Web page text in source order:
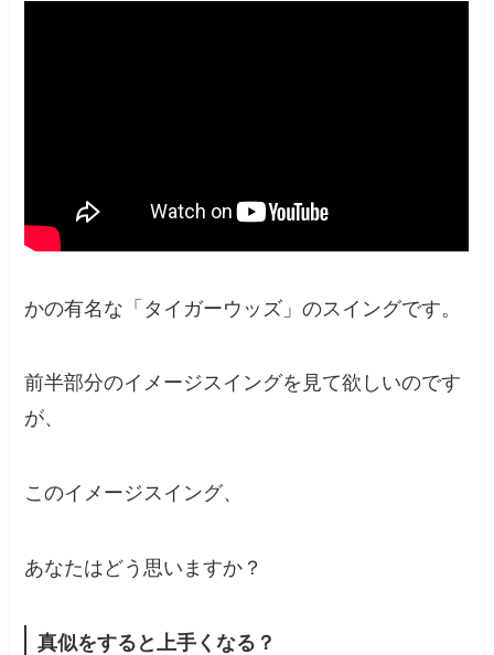
かの有名な「タイガーウッズ」のスイングです。
前半部分のイメージスイングを見て欲しいのです
が、
このイメージスイング、
あなたはどう思いますか？
真似をすると上手くなる？